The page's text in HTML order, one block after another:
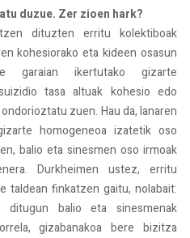
duzue. Zer zioen hark?
dituzten erritu kolektiboak
kohesiorako eta kideen osasun
garaian ikertutako gizarte
tasa altuak kohesio edo
zuen. Hau da, lanaren
homogeneoa izatetik oso
balio eta sinesmen oso irmoak
Durkheimen ustez, erritu
taldean finkatzen gaitu, nolabait:
ditugun balio eta sinesmenak
gizabanakoa bere bizitza